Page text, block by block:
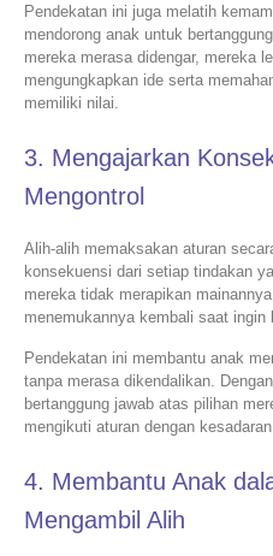
Pendekatan ini juga melatih
mendorong anak untuk
mereka merasa didengar, mereka
mengungkapkan ide serta
memiliki nilai.
3. Mengajarkan
Mengontrol
Alih-alih memaksakan aturan
konsekuensi dari setiap tindakan
mereka tidak merapikan
menemukannya kembali saat ingin
Pendekatan ini membantu anak
tanpa merasa dikendalikan.
bertanggung jawab atas pilihan
mengikuti aturan dengan kesadaran
4. Membantu Anak
Mengambil Alih